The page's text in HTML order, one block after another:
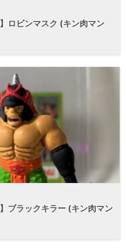
ロビンマスク (キン肉マン
ブラックキラー (キン肉マン